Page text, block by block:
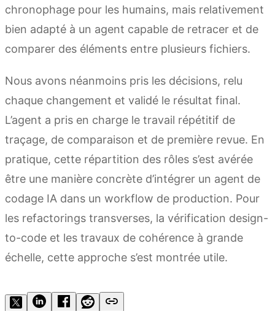
chronophage pour les humains, mais relativement
bien adapté à un agent capable de retracer et de
comparer des éléments entre plusieurs fichiers.
Nous avons néanmoins pris les décisions, relu
chaque changement et validé le résultat final.
L’agent a pris en charge le travail répétitif de
traçage, de comparaison et de première revue. En
pratique, cette répartition des rôles s’est avérée
être une manière concrète d’intégrer un agent de
codage IA dans un workflow de production. Pour
les refactorings transverses, la vérification design-
to-code et les travaux de cohérence à grande
échelle, cette approche s’est montrée utile.